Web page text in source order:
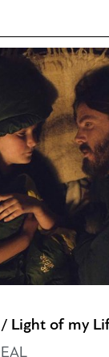
Light of my